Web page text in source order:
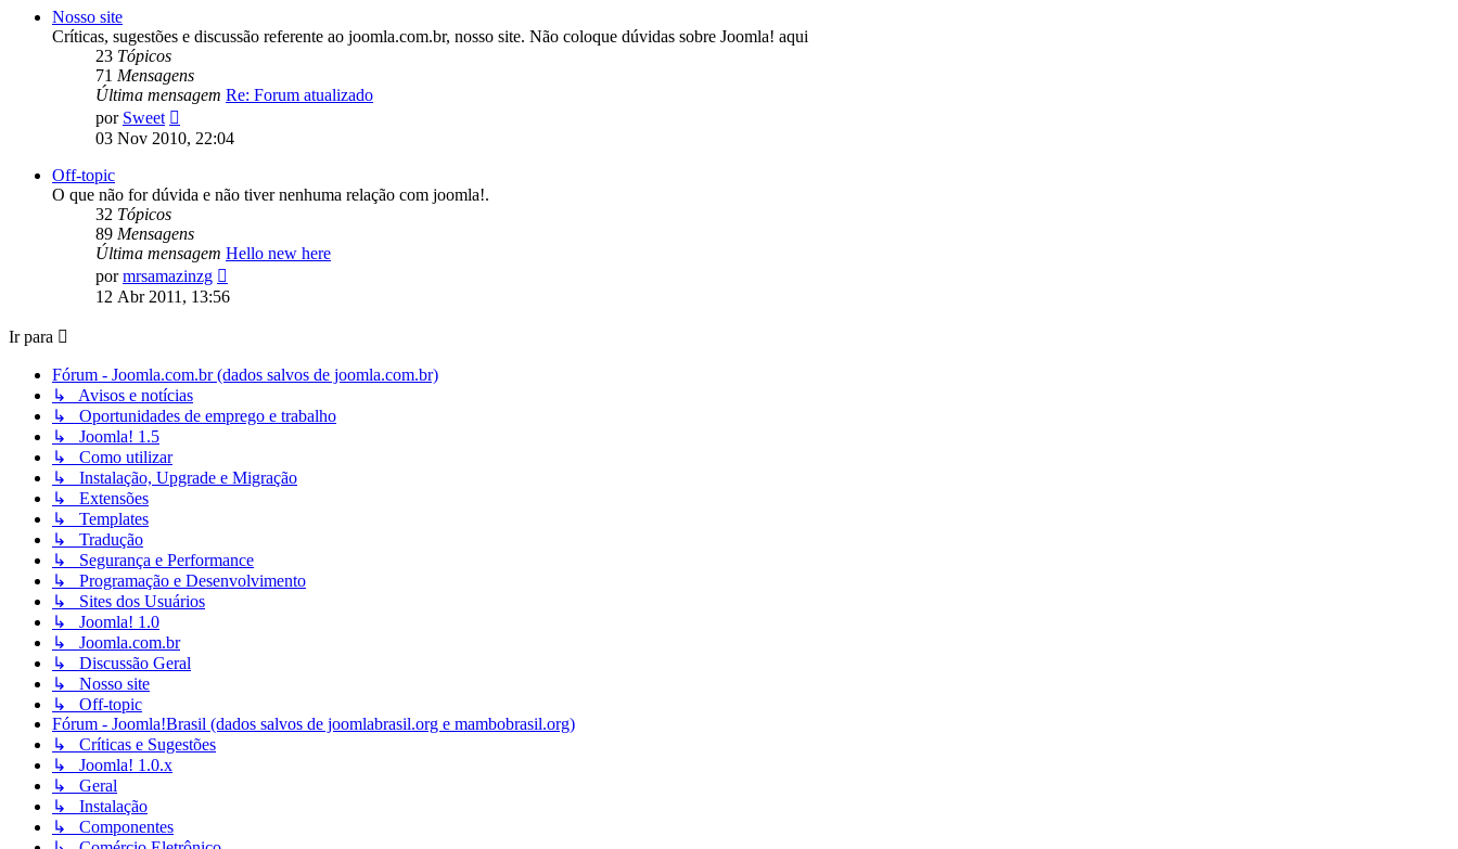
Nosso site
Críticas, sugestões e discussão referente ao joomla.com.br, nosso site. Não coloque dúvidas sobre Joomla! aqui
23 Tópicos
71 Mensagens
Última mensagem Re: Forum atualizado
por Sweet
última
mensagem
03 Nov 2010, 22:04
Off-topic
O que não for dúvida e não tiver nenhuma relação com joomla!.
32 Tópicos
89 Mensagens
Última mensagem Hello new here
pormrsamazinzg
última
12 Abr 2011, 13:56
Ir para
Fórum - Joomla.com.br (dados salvos de joomla.com.br)
↳ Avisos e notícias
↳ Oportunidades de emprego e trabalho
↳ Joomla! 1.5
↳ Como utilizar
↳ Instalação, Upgrade e Migração
↳ Extensões
↳ Templates
↳ Tradução
↳ Segurança e Performance
↳ Programação e Desenvolvimento
↳ Sites dos Usuários
↳ Joomla! 1.0
↳ Joomla.com.br
↳ Discussão Geral
↳ Nosso site
↳ Off-topic
Fórum - Joomla!Brasil (dados salvos de joomlabrasil.org e mambobrasil.org)
↳ Críticas e Sugestões
↳ Joomla! 1.0.x
↳ Geral
↳ Instalação
↳ Componentes